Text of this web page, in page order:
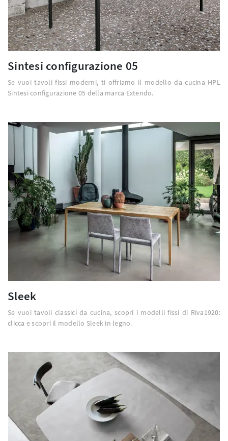
Sintesi configurazione 05
Se vuoi tavoli fissi moderni, ti offriamo il modello da cucina HPL
Sintesi configurazione 05 della marca Extendo.
Sleek
Se vuoi tavoli classici da cucina, scopri i modelli fissi di Riva1920:
clicca e scopri il modello Sleek in legno.